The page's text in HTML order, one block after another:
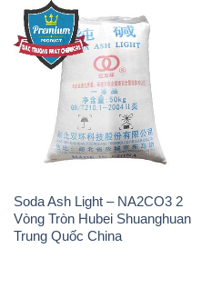
Soda Ash Light – NA2CO3 2
Vòng Tròn Hubei Shuanghuan
Trung Quốc China